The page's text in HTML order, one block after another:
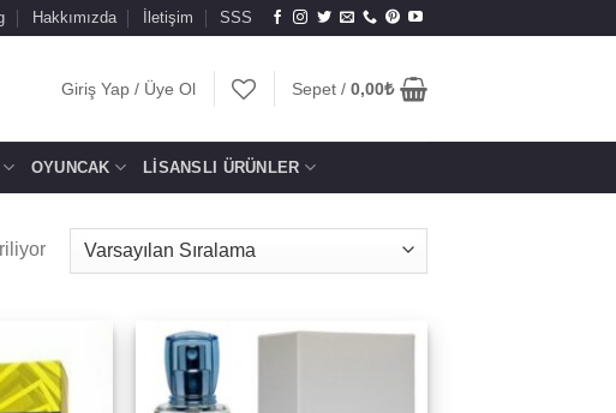
Hakkımızda İletişim SSS
Giriş Yap / Üye Ol Sepet / 0,00₺
OYUNCAK LISANSLI ÜRÜNLER
Add to
wishlist